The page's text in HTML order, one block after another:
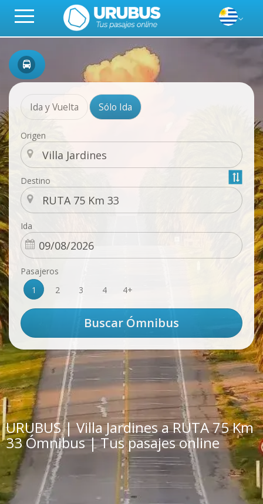
Ida y Vuelta Sólo Ida
Origen
Destino
Ida
Pasajeros
1
2 3 4 4+
URUBUS | Villa Jardines a RUTA 75 Km
33 Ómnibus | Tus pasajes online